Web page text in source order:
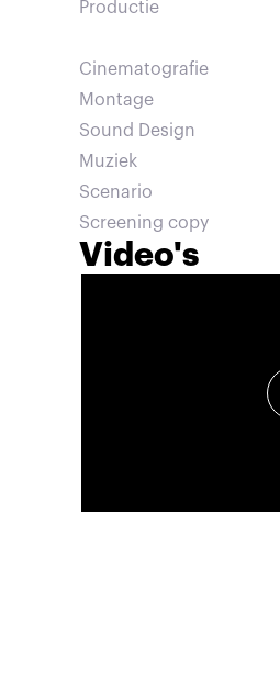
Productie
Cinematografie
Montage
Sound Design
Muziek
Scenario
Screening copy
Video's